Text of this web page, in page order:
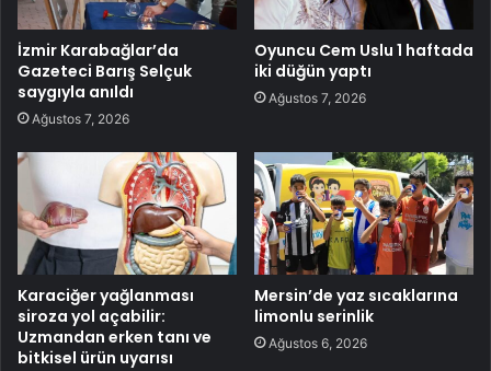
İzmir Karabağlar’da
Gazeteci Barış Selçuk
saygıyla anıldı
Ağustos 7, 2026
Oyuncu Cem Uslu 1 haftada
iki düğün yaptı
Ağustos 7, 2026
Karaciğer yağlanması
siroza yol açabilir:
Uzmandan erken tanı ve
bitkisel ürün uyarısı
Mersin’de yaz sıcaklarına
limonlu serinlik
Ağustos 6, 2026